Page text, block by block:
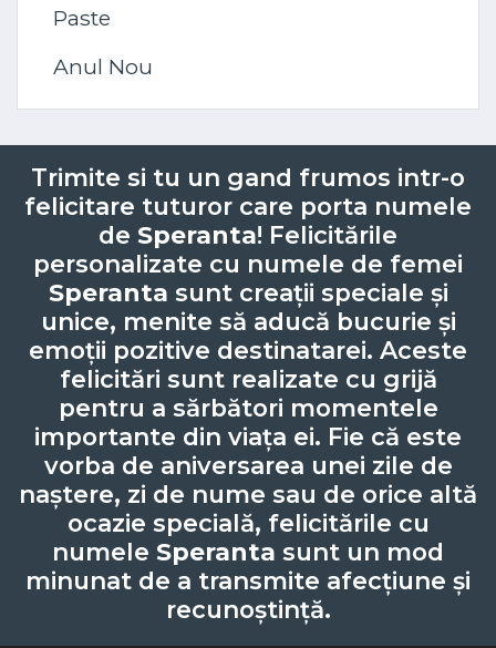
Paste
Anul Nou
Trimite si tu un gand frumos intr-o
felicitare tuturor care porta numele
de Speranta! Felicitările
personalizate cu numele de femei
Speranta sunt creații speciale și
unice, menite să aducă bucurie și
emoții pozitive destinatarei. Aceste
felicitări sunt realizate cu grijă
pentru a sărbători momentele
importante din viața ei. Fie că este
vorba de aniversarea unei zile de
naștere, zi de nume sau de orice altă
ocazie specială, felicitările cu
numele Speranta sunt un mod
minunat de a transmite afecțiune și
recunoștință.